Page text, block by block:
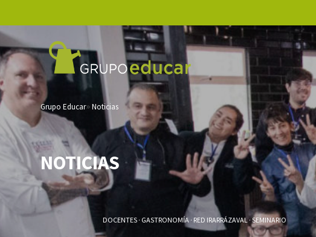
Grupo Educar Noticias
NOTICIAS
DOCENTES · GASTRONOMÍA ·RED IRARRÁZAVAL·SEMINARIO